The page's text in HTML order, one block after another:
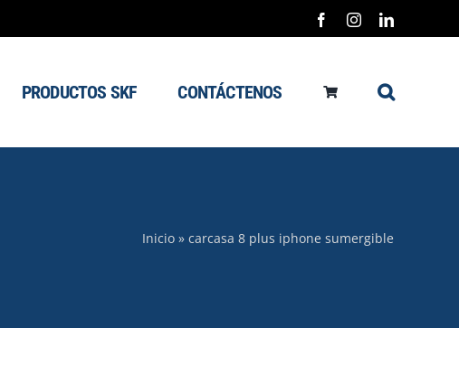
FacebookInstagramLinkedIn
PRODUCTOS SKF CONTÁCTENOS
Inicio » carcasa 8 plus iphone sumergible